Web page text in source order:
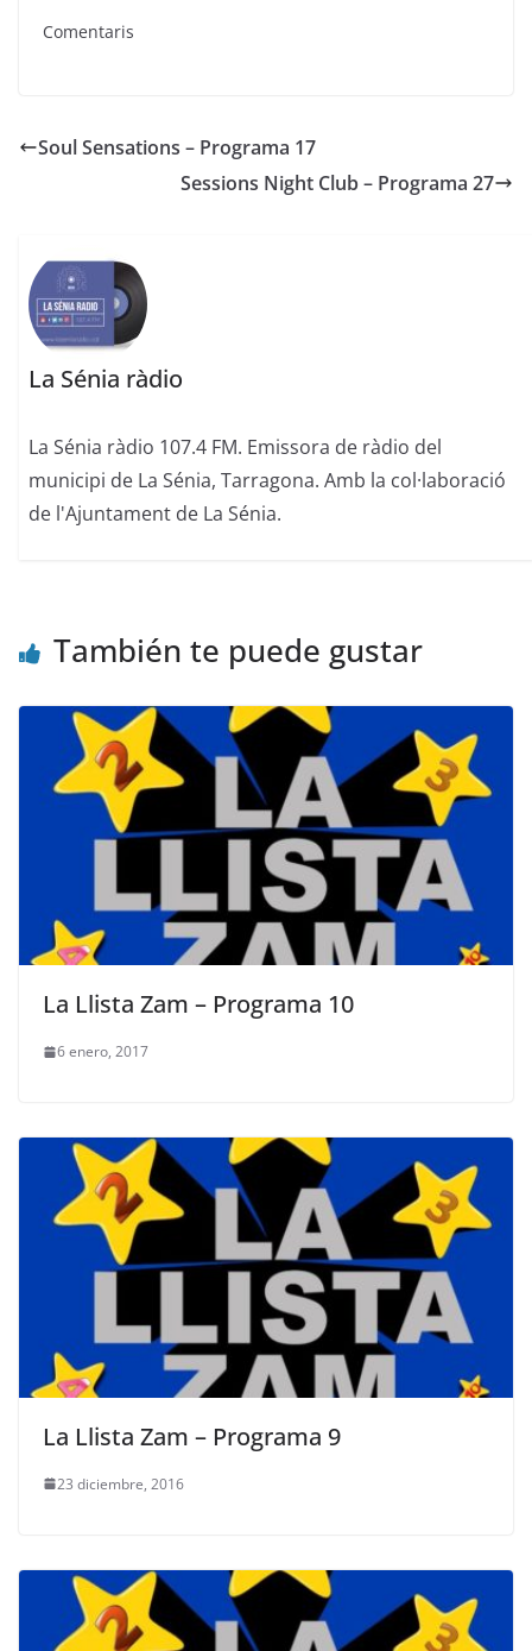
Comentaris
Soul Sensations – Programa 17
Sessions Night Club – Programa 27
La Sénia ràdio
La Sénia ràdio 107.4 FM. Emissora de ràdio del
municipi de La Sénia, Tarragona. Amb la col·laboració
de l'Ajuntament de La Sénia.
También te puede gustar
La Llista Zam – Programa 10
6 enero, 2017
La Llista Zam – Programa 9
23 diciembre, 2016